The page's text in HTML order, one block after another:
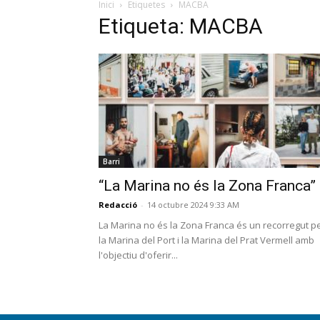
Inici Etiquetes MACBA
Etiqueta: MACBA
Barri
“La Marina no és la Zona Franca”
Redacció - 14 octubre 2024 9:33 AM
La Marina no és la Zona Franca és un recorregut
la Marina del Port i la Marina del Prat Vermell amb
l'objectiu d'oferir...